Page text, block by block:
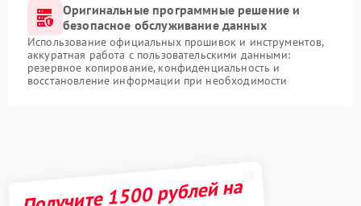
Оригинальные программные решение и
безопасное обслуживание данных
Использование официальных прошивок и инструментов,
аккуратная работа с пользовательскими данными:
резервное копирование, конфиденциальность и
восстановление информации при необходимости
Получите 1500 рублей на